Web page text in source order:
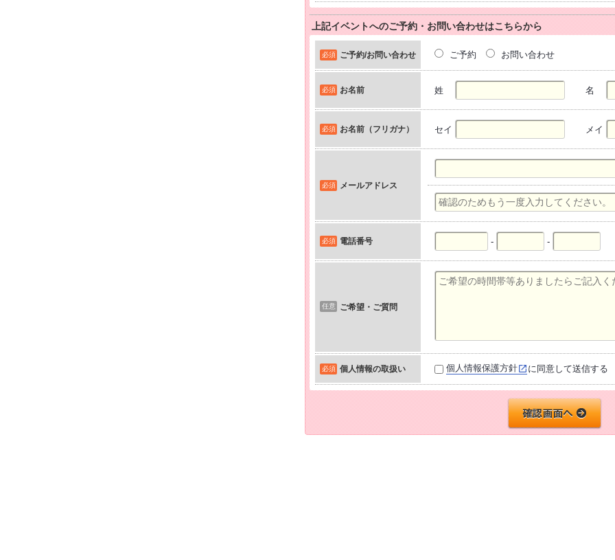
上記イベントへのご予約・お問い合わせはこちらから
必須 ご予約/お問い合わせ ご予約 お問い合わせ
必須 お名前 姓 名
必須 お名前（フリガナ） セイ メイ
必須 メールアドレス
必須 電話番号 - -
任意 ご希望・ご質問
必須 個人情報の取扱い に同意して送信する
個人情報保護方針